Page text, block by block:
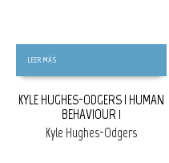
LEER MÁS
KYLE HUGHES-ODGERS | HUMAN
BEHAVIOUR 1
Kyle Hughes-Odgers